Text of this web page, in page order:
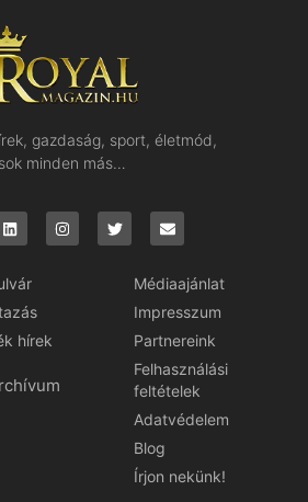
gazdaság, sport, életmód,
minden más…
hírek
Médiaajánlat
Impresszum
Partnereink
Felhasználási
feltételek
Adatvédelem
Blog
Írjon nekünk!